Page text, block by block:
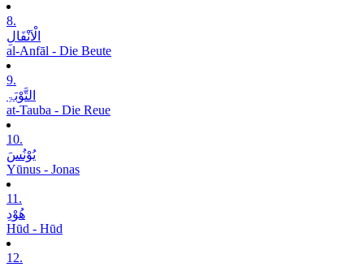
8.
الْاَنْفَالِ
al-Anfāl - Die Beute
9.
التَّوْبَۃِ
at-Tauba - Die Reue
10.
یُوْنُسَ
Yūnus - Jonas
11.
ھُوْدِ
Hūd - Hūd
12.